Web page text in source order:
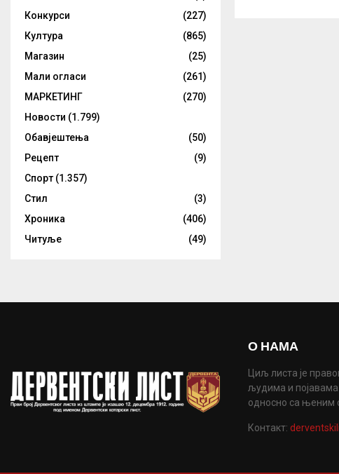
Конкурси
(227)
Култура
(865)
Магазин
(25)
Мали огласи
(261)
МАРКЕТИНГ
(270)
Новости (1.799)
Обавјештења
(50)
Рецепт
(9)
Спорт (1.357)
Стил
(3)
Хроника
(406)
Читуље
(49)
О НАМА
Циљ листа је
људима и појавама
односно са њеним
Контакт: